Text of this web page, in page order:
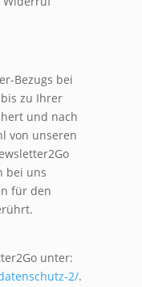
Bezugs bei
zu Ihrer
und nach
von unseren
bei uns
für den
unter:
2/.